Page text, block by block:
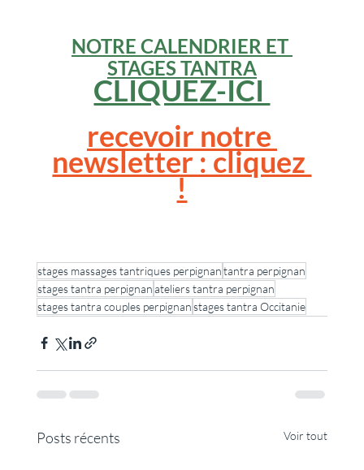
NOTRE CALENDRIER ET
STAGES TANTRA
CLIQUEZ-ICI
recevoir notre
newsletter : cliquez
!
stages massages tantriques perpignantantra perpignan
stages tantra perpignanateliers tantra perpignan
stages tantra couples perpignanstages tantra Occitanie
Posts récents Voir tout